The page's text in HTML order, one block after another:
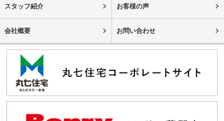
スタッフ紹介 お客様の声
会社概要 お問い合わせ